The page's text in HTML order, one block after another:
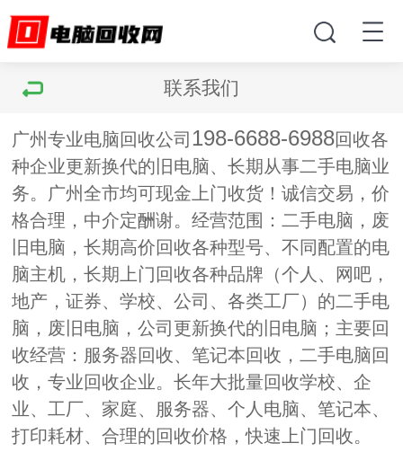
联系我们
广州专业电脑回收公司 198-6688-6988回收各
种企业更新换代的旧电脑、长期从事二手电脑业
务。广州全市均可现金上门收货！诚信交易，价
格合理，中介定酬谢。经营范围：二手电脑，废
旧电脑，长期高价回收各种型号、不同配置的电
脑主机，长期上门回收各种品牌（个人、网吧，
地产，证券、学校、公司、各类工厂）的二手电
脑，废旧电脑，公司更新换代的旧电脑；主要回
收经营：服务器回收、笔记本回收，二手电脑回
收，专业回收企业。长年大批量回收学校、企
业、工厂、家庭、服务器、个人电脑、笔记本、
打印耗材、合理的回收价格，快速上门回收。